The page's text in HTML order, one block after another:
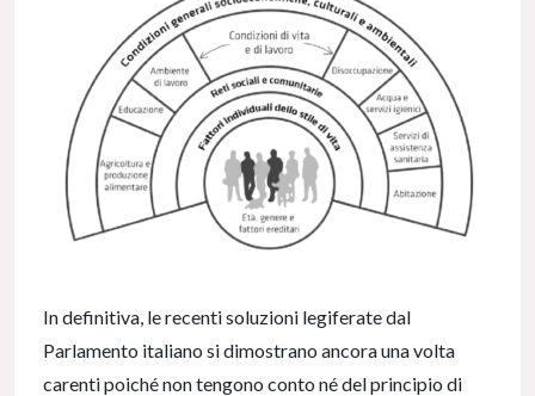
In definitiva, le recenti soluzioni legiferate dal
Parlamento italiano si dimostrano ancora una volta
carenti poiché non tengono conto né del principio di